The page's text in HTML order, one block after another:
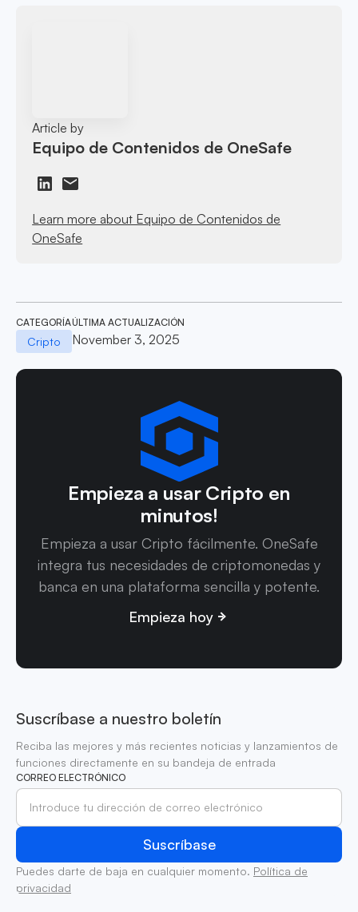
Article by
Equipo de Contenidos de OneSafe
Learn more about Equipo de Contenidos de
OneSafe
CATEGORÍA
Cripto
ÚLTIMA ACTUALIZACIÓN
November 3, 2025
Empieza a usar Cripto en
minutos!
Empieza a usar Cripto fácilmente. OneSafe
integra tus necesidades de criptomonedas y
banca en una plataforma sencilla y potente.
Empieza hoy
Suscríbase a nuestro boletín
Reciba las mejores y más recientes noticias y lanzamientos de
funciones directamente en su bandeja de entrada
CORREO ELECTRÓNICO
Puedes darte de baja en cualquier momento. Política de
privacidad